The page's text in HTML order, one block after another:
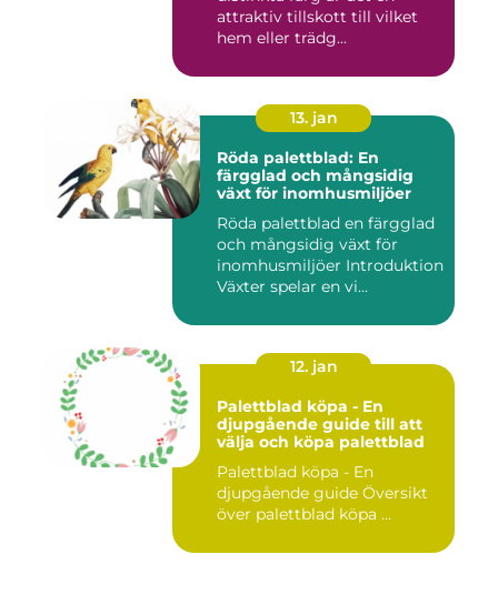
attraktiv tillskott till vilket
hem eller trädg...
13. jan
Röda palettblad: En
färgglad och mångsidig
växt för inomhusmiljöer
Röda palettblad en färgglad
och mångsidig växt för
inomhusmiljöer Introduktion
Växter spelar en vi...
12. jan
Palettblad köpa - En
djupgående guide till att
välja och köpa palettblad
Palettblad köpa - En
djupgående guide Översikt
över palettblad köpa ...